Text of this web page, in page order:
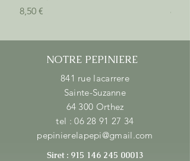
Prix
8,50 €
Prix
8,50 €
NOTRE PEPINIERE
841 rue lacarrere
Sainte-Suzanne
64 300 Orthez
tel :06 28 91 27 34
pepinierelapepi@gmail.com
Siret : 915 146 245 00013